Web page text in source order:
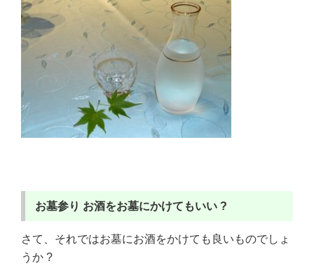
お墓参り お酒をお墓にかけてもいい ?
さて、それではお墓にお酒をかけても良いものでしょ
うか ?